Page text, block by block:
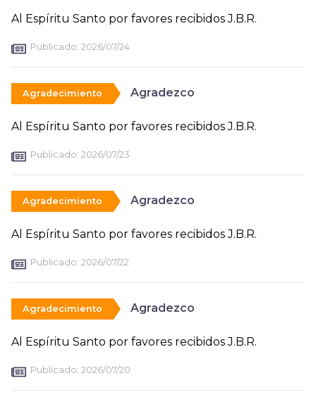
Al Espíritu Santo por favores recibidos J.B.R.
Publicado: 2026/07/24
Agradecimiento Agradezco
Al Espíritu Santo por favores recibidos J.B.R.
Publicado: 2026/07/23
Agradecimiento Agradezco
Al Espíritu Santo por favores recibidos J.B.R.
Publicado: 2026/07/22
Agradecimiento Agradezco
Al Espíritu Santo por favores recibidos J.B.R.
Publicado: 2026/07/20